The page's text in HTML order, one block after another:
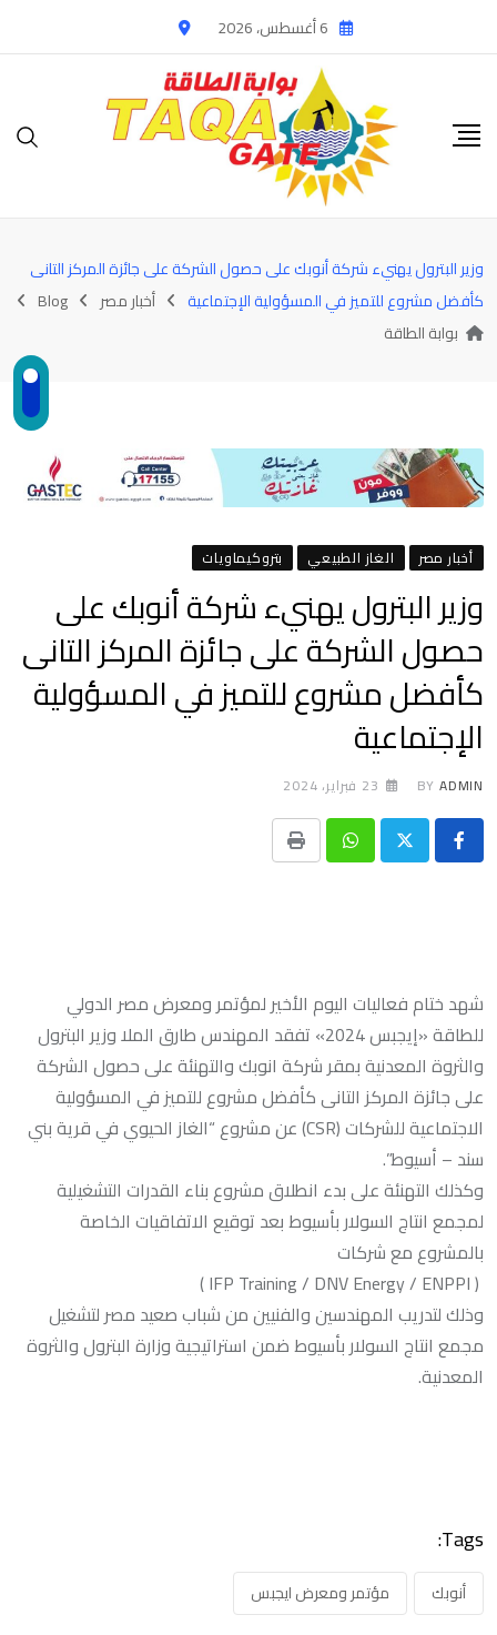
to
6 أغسطس، 2026
وزير البترول يهنيء شركة أنوبك على حصول الشركة على جائزة المركز التانى
كأفضل مشروع للتميز في المسؤولية الإجتماعية
أخبار مصر
Blog
بوابة الطاقة
أخبار مصر الغاز الطبيعي بتروكيماويات
وزير البترول يهنيء شركة أنوبك على
حصول الشركة على جائزة المركز التانى
كأفضل مشروع للتميز في المسؤولية
الإجتماعية
BY ADMIN 23 فبراير، 2024
Whatsapp
Print
شهد ختام فعاليات اليوم الأخير لمؤتمر ومعرض مصر الدولي
للطاقة «إيجبس 2024» تفقد المهندس طارق الملا وزير البترول
والثروة المعدنية بمقر شركة انوبك والتهنئة على حصول الشركة
على جائزة المركز التانى كأفضل مشروع للتميز في المسؤولية
الاجتماعية للشركات (CSR) عن مشروع “الغاز الحيوي في قرية بني
سند – أسيوط”.
وكذلك التهنئة على بدء انطلاق مشروع بناء القدرات التشغيلية
لمجمع انتاج السولار بأسيوط بعد توقيع الاتفاقيات الخاصة
بالمشروع مع شركات
‏ ( IFP Training / DNV Energy / ENPPI )
وذلك لتدريب المهندسين والفنيين من شباب صعيد مصر لتشغيل
مجمع انتاج السولار بأسيوط ضمن استراتيجية وزارة البترول والثروة
المعدنية.
Tags:
أنوبك مؤتمر ومعرض ايجبس